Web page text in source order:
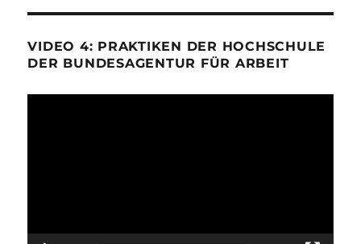
VIDEO 4: PRAKTIKEN DER HOCHSCHULE
DER BUNDESAGENTUR FÜR ARBEIT